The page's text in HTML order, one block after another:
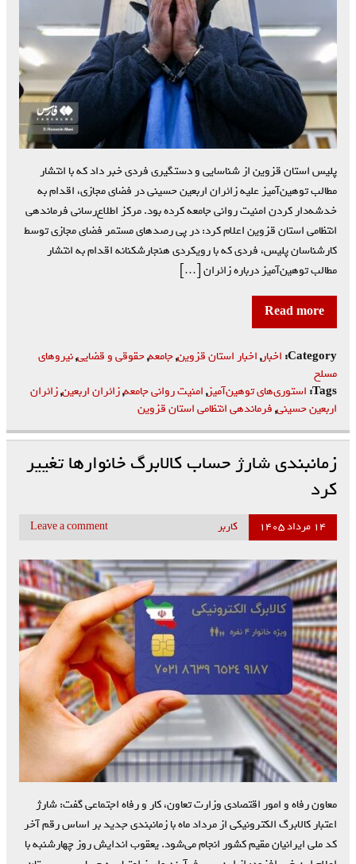
پلیس استان قزوین از شناسایی و دستگیری فردی خبر داد که با انتشار
مطالب توهین‌آمیز علیه زائران اربعین حسینی در فضای مجازی، اقدام به
خدشه‌دار کردن امنیت روانی جامعه کرده بود. مرکز اطلاع‌رسانی فرماندهی
انتظامی استان قزوین اعلام کرد: در پی رصدهای مستمر فضای مجازی توسط
کارشناسان پلیس، فردی که با رویکردی هنجارشکنانه اقدام به انتشار
مطالب توهین‌آمیز درباره زائران […]
Read more
Category: اخبار,اخبار استان قزوین,جامعه,حقوقی و قضایی,نیروهای
مسلح
Tags: استوری‌های توهین‌آمیز,امنیت روانی جامعه,زائران اربعین,زائران
اربعین حسینی,فرماندهی انتظامی استان قزوین
زمانبندی‌ شارژ حساب کالابرگ خانوارها تغییر
کرد
۱۴ مرداد ۱۴۰۵ کاربر Leave a comment
معاون رفاه و امور اقتصادی وزارت تعاون، کار و رفاه اجتماعی گفت: شارژ
اعتبار کالابرگ الکترونیکی از مرداد ماه با زمانبندی جدید بر اساس رقم آخر
کد ملی ایرانیان مقیم کشور انجام می‌شود. یعقوب اندایش روز چهارشنبه با